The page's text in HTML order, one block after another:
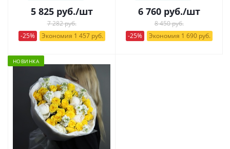
5 825руб./шт
7 282 руб.
-25%
Экономия 1 457 руб.
6 760руб./шт
8 450 руб.
-25%
Экономия 1 690 руб.
НОВИНКА